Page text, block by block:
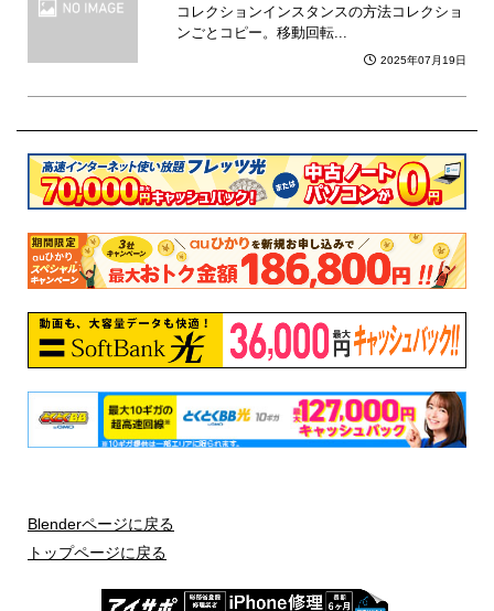
コレクションインスタンスの方法コレクショ
ンごとコピー。移動回転...
2025年07月19日
Blenderページに戻る
トップページに戻る